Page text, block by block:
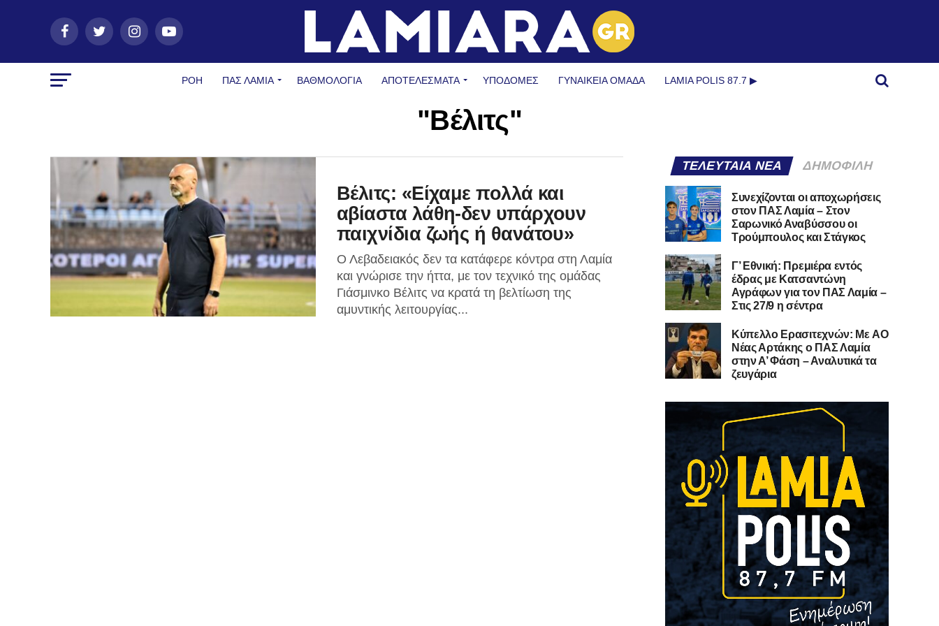
ΡΟΗ ΠΑΣ ΛΑΜΊΑ ΒΑΘΜΟΛΟΓΙΑ ΑΠΟΤΕΛΕΣΜΑΤΑ ΥΠΟΔΟΜΈΣ ΓΥΝΑΙΚΕΊΑ ΟΜΆΔΑ LAMIA POLIS 87.7 ▶︎
"Βέλιτς"
Βέλιτς: «Είχαμε πολλά και
αβίαστα λάθη-δεν υπάρχουν
παιχνίδια ζωής ή θανάτου»
Ο Λεβαδειακός δεν τα κατάφερε κόντρα στη Λαμία
και γνώρισε την ήττα, με τον τεχνικό της ομάδας
Γιάσμινκο Βέλιτς να κρατά τη βελτίωση της
αμυντικής λειτουργίας...
ΤΕΛΕΥΤΑΊΑ ΝΈΑ ΔΗΜΟΦΙΛΉ
Συνεχίζονται οι αποχωρήσεις
στον ΠΑΣ Λαμία – Στον
Σαρωνικό Αναβύσσου οι
Τρούμπουλος και Στάγκος
Γ’ Εθνική: Πρεμιέρα εντός
έδρας με Κατσαντώνη
Αγράφων για τον ΠΑΣ Λαμία –
Στις 27/9 η σέντρα
Kύπελλο Ερασιτεχνών: Με AO
Nέας Αρτάκης ο ΠΑΣ Λαμία
στην Α’ Φάση – Αναλυτικά τα
ζευγάρια